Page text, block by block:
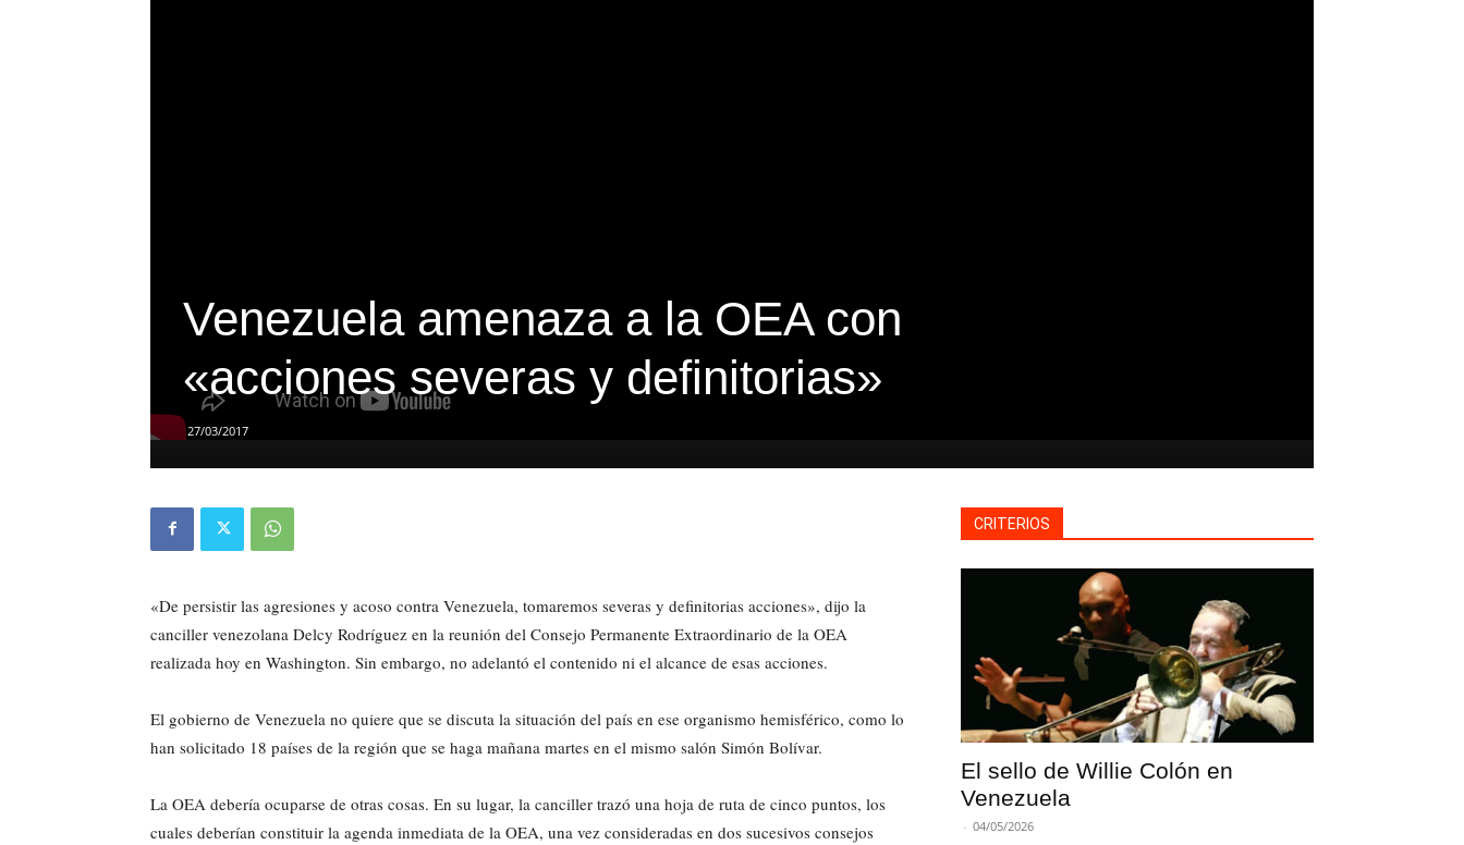
Venezuela amenaza a la OEA con
«acciones severas y definitorias»
27/03/2017
«De persistir las agresiones y acoso contra Venezuela, tomaremos severas y definitorias acciones», dijo la
canciller venezolana Delcy Rodríguez en la reunión del Consejo Permanente Extraordinario de la OEA
realizada hoy en Washington. Sin embargo, no adelantó el contenido ni el alcance de esas acciones.
El gobierno de Venezuela no quiere que se discuta la situación del país en ese organismo hemisférico, como lo
han solicitado 18 países de la región que se haga mañana martes en el mismo salón Simón Bolívar.
La OEA debería ocuparse de otras cosas. En su lugar, la canciller trazó una hoja de ruta de cinco puntos, los
cuales deberían constituir la agenda inmediata de la OEA, una vez consideradas en dos sucesivos consejos
CRITERIOS
El sello de Willie Colón en
Venezuela
- 04/05/2026